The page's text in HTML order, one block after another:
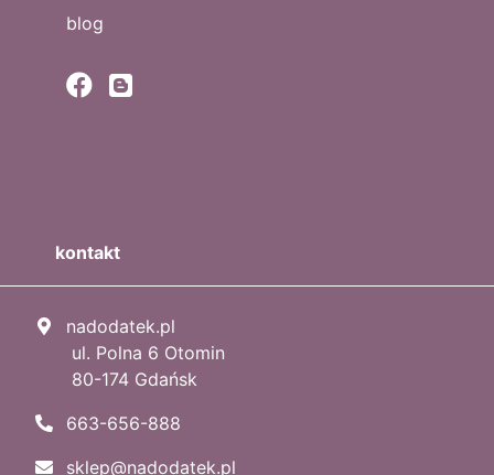
blog
kontakt
nadodatek.pl
ul. Polna 6 Otomin
80-174 Gdańsk
663-656-888
sklep@nadodatek.pl